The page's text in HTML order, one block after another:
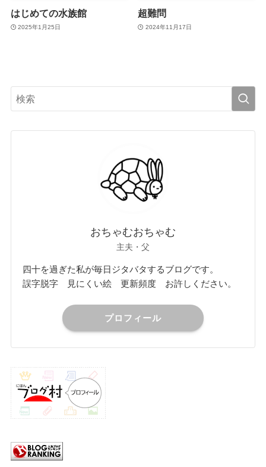
はじめての水族館
2025年1月25日
超難問
2024年11月17日
おちゃむおちゃむ
主夫・父
四十を過ぎた私が毎日ジタバタするブログです。
誤字脱字 見にくい絵 更新頻度 お許しください。
プロフィール